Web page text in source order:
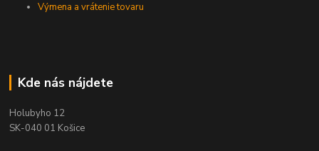
Výmena a vrátenie tovaru
Kde nás nájdete
Holubyho 12
SK-040 01 Košice